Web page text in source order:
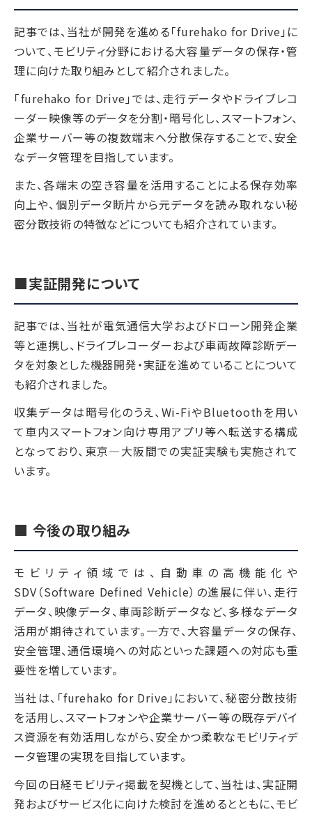
記事では、当社が開発を進める「furehako for Drive」に
ついて、モビリティ分野における大容量データの保存・管
理に向けた取り組みとして紹介されました。
「furehako for Drive」では、走行データやドライブレコ
ーダー映像等のデータを分割・暗号化し、スマートフォン、
企業サーバー等の複数端末へ分散保存することで、安全
なデータ管理を目指しています。
また、各端末の空き容量を活用することによる保存効率
向上や、個別データ断片から元データを読み取れない秘
密分散技術の特徴などについても紹介されています。
■実証開発について
記事では、当社が電気通信大学およびドローン開発企業
等と連携し、ドライブレコーダーおよび車両故障診断デー
タを対象とした機器開発・実証を進めていることについて
も紹介されました。
収集データは暗号化のうえ、Wi-FiやBluetoothを用い
て車内スマートフォン向け専用アプリ等へ転送する構成
となっており、東京―大阪間での実証実験も実施されて
います。
■ 今後の取り組み
モビリティ領域では、自動車の高機能化や
SDV（Software Defined Vehicle）の進展に伴い、走行
データ、映像データ、車両診断データなど、多様なデータ
活用が期待されています。一方で、大容量データの保存、
安全管理、通信環境への対応といった課題への対応も重
要性を増しています。
当社は、「furehako for Drive」において、秘密分散技術
を活用し、スマートフォンや企業サーバー等の既存デバイ
ス資源を有効活用しながら、安全かつ柔軟なモビリティデ
ータ管理の実現を目指しています。
今回の日経モビリティ掲載を契機として、当社は、実証開
発およびサービス化に向けた検討を進めるとともに、モビ